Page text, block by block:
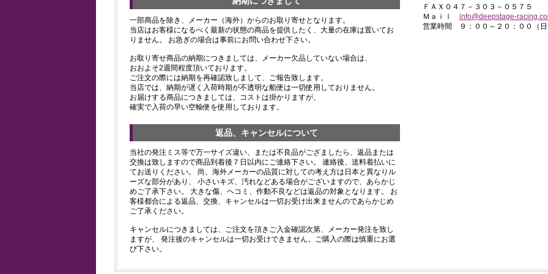
一部商品を除き、メーカー（海外）からのお取り寄せとなります。
当店はお客様になるべく最新の状態の商品を提供したく、大量の在庫は置いてお
りません。 お急ぎの場合は事前にお問い合わせ下さい。
お取り寄せ商品の納期につきましては、メーカー欠品していない場合は、
おおよそ2週間程度頂いております。
ご注文の際には納期を再確認致しまして、ご報告致します。
当店では、納期が遅く入荷時期が不透明な船便は一切使用しておりません。
お届けする商品につきましては、コストは掛かりますが、
確実で入荷の早い空輸便を使用しております。
返品、キャンセルについて
当社の発注ミス等で万一サイズ違い、または不良品がござましたら、返品または
交換は致しますので商品到着後７日以内にご連絡下さい。 連絡後、送料着払いに
てお送りください。 尚、海外メーカーの品質に対しての考え方は日本と異なりル
ーズな部分があり、 小さいキズ、汚れなどある場合がございますので、あらかじ
めご了承下さい。 大きな傷、ヘコミ、作動不良などは返品の対象となります。 お
客様都合による返品、交換、キャンセルは一切お受け出来ませんのであらかじめ
ご了承ください。
キャンセルにつきましては、ご注文を頂きご入金確認次第、メーカー発注を致し
ますが、 発注後のキャンセルは一切お受けできません。ご購入の際は慎重にお選
び下さい。
ＦＡＸ０４７－３０３－０５７５
Ｍａｉｌ info@deepstage-
営業時間 ９：００～２０：００（日